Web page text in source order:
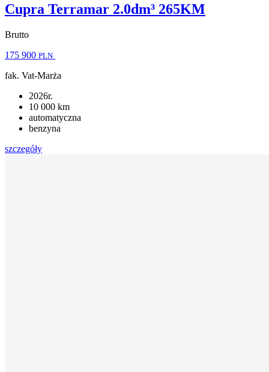
Cupra Terramar 2.0dm³ 265KM
Brutto
175 900 PLN
fak. Vat-Marża
2026r.
10 000 km
automatyczna
benzyna
szczegóły